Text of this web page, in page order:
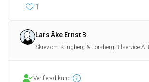
1
Lars Åke Ernst B
Skrev om Klingberg & Forsberg Bilservice AB
Verifierad kund